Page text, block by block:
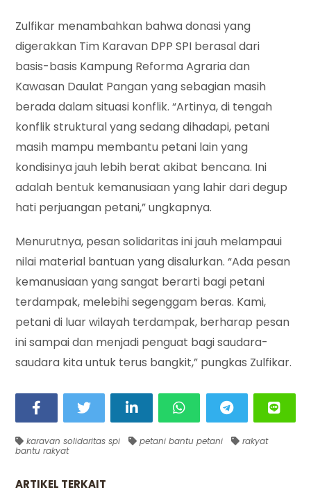
Zulfikar menambahkan bahwa donasi yang
digerakkan Tim Karavan DPP SPI berasal dari
basis-basis Kampung Reforma Agraria dan
Kawasan Daulat Pangan yang sebagian masih
berada dalam situasi konflik. “Artinya, di tengah
konflik struktural yang sedang dihadapi, petani
masih mampu membantu petani lain yang
kondisinya jauh lebih berat akibat bencana. Ini
adalah bentuk kemanusiaan yang lahir dari degup
hati perjuangan petani,” ungkapnya.
Menurutnya, pesan solidaritas ini jauh melampaui
nilai material bantuan yang disalurkan. “Ada pesan
kemanusiaan yang sangat berarti bagi petani
terdampak, melebihi segenggam beras. Kami,
petani di luar wilayah terdampak, berharap pesan
ini sampai dan menjadi penguat bagi saudara-
saudara kita untuk terus bangkit,” pungkas Zulfikar.
karavan solidaritas spi petani bantu petani
rakyat
bantu rakyat
ARTIKEL TERKAIT